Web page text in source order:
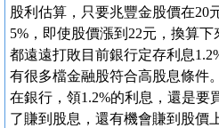
股利估算，只要兆豐金股價在20
5%，即使股價漲到22元，換算下
都遠遠打敗目前銀行定存利息
有很多檔金融股符合高股息條件
在銀行，領1.2%的利息，還是要
了賺到股息，還有機會賺到股